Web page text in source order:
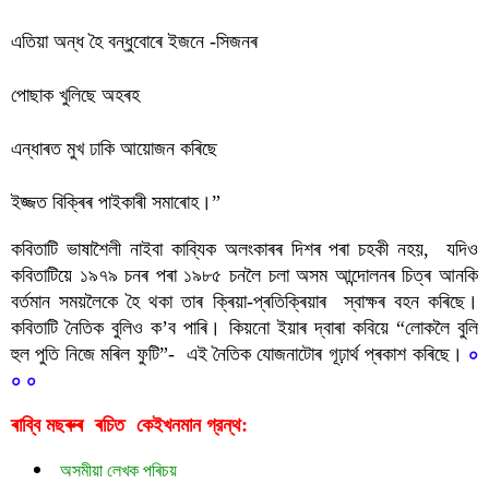
এতিয়া অন্ধ হৈ বন্ধুবোৰে ইজনে -সিজনৰ
পোছাক খুলিছে অহৰহ
এন্ধাৰত মুখ ঢাকি আয়োজন কৰিছে
ইজ্জত বিক্ৰিৰ পাইকাৰী সমাৰোহ।”
কবিতাটি ভাষাশৈলী নাইবা কাব্যিক অলংকাৰৰ দিশৰ পৰা চহকী নহয়,  যদিও
কবিতাটিয়ে ১৯৭৯ চনৰ পৰা ১৯৮৫ চনলৈ চলা অসম আন্দোলনৰ চিত্ৰ আনকি
বৰ্তমান সময়লৈকে হৈ থকা তাৰ ক্ৰিয়া-প্ৰতিক্ৰিয়াৰ  স্বাক্ষৰ বহন কৰিছে।
কবিতাটি নৈতিক বুলিও ক’ব পাৰি। কিয়নো ইয়াৰ দ্বাৰা কবিয়ে “লোকলৈ বুলি
হুল পুতি নিজে মৰিল ফুটি”-  এই নৈতিক যোজনাটোৰ গূঢ়ার্থ প্ৰকাশ কৰিছে। ০
০ ০
ৰাব্বি মছৰুৰ  ৰচিত কেইখনমান গ্রন্থ:
অসমীয়া লেখক পৰিচয়